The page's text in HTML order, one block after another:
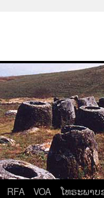
RFA VOA
ໂທຣະພາບ